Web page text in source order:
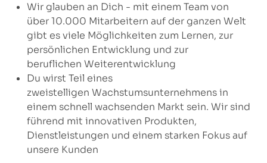
Wir glauben an Dich - mit einem Team von
über 10.000 Mitarbeitern auf der ganzen Welt
gibt es viele Möglichkeiten zum Lernen, zur
persönlichen Entwicklung und zur
beruflichen Weiterentwicklung
Du wirst Teil eines
zweistelligen Wachstumsunternehmens in
einem schnell wachsenden Markt sein. Wir sind
führend mit innovativen Produkten,
Dienstleistungen und einem starken Fokus auf
unsere Kunden